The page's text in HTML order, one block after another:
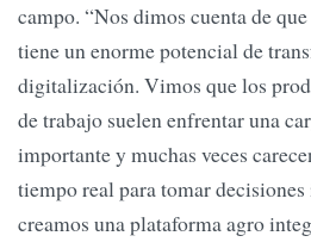
campo. “Nos dimos cuenta de
tiene un enorme potencial de
digitalización. Vimos que los
de trabajo suelen enfrentar una
importante y muchas veces
tiempo real para tomar
creamos una plataforma agro